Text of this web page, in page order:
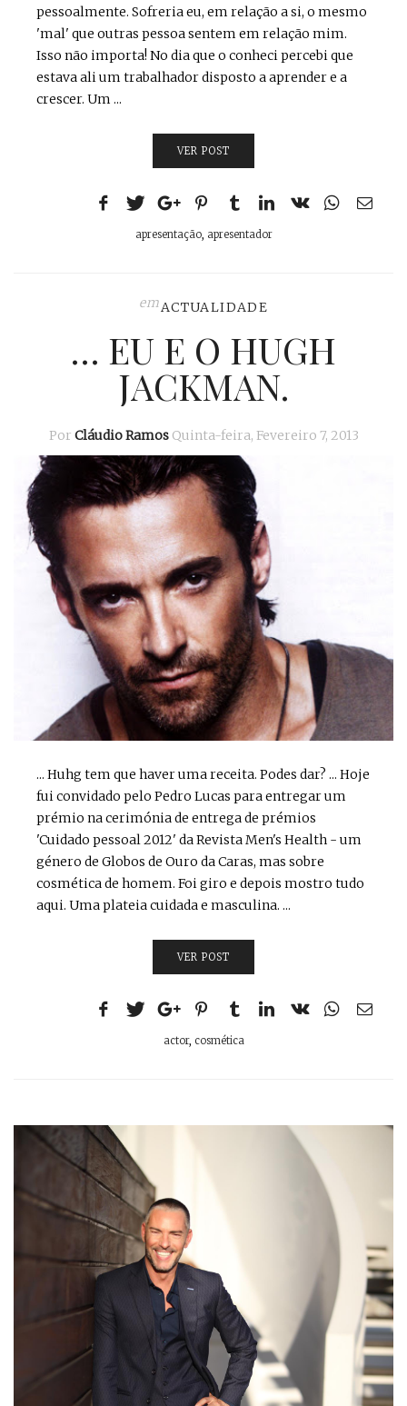
pessoalmente. Sofreria eu, em relação a si, o mesmo
'mal' que outras pessoa sentem em relação mim.
Isso não importa! No dia que o conheci percebi que
estava ali um trabalhador disposto a aprender e a
crescer. Um ...
VER POST
apresentação, apresentador
emACTUALIDADE
… EU E O HUGH
JACKMAN.
Por Cláudio Ramos Quinta-feira, Fevereiro 7, 2013
... Huhg tem que haver uma receita. Podes dar? ... Hoje
fui convidado pelo Pedro Lucas para entregar um
prémio na cerimónia de entrega de prémios
'Cuidado pessoal 2012' da Revista Men's Health - um
género de Globos de Ouro da Caras, mas sobre
cosmética de homem. Foi giro e depois mostro tudo
aqui. Uma plateia cuidada e masculina. ...
VER POST
actor, cosmética